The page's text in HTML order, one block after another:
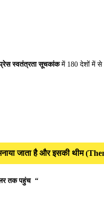
स्वतंत्रता सूचकांकमें 180 देशों में से
जाता है और इसकी थीम
तक पहुंच “